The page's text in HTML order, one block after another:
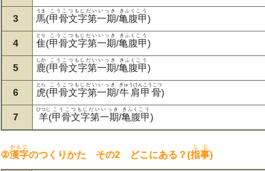
3 馬
うま
(甲骨文字第一期
こうこつもじだいいっき
/亀腹甲
きふくこう
)
4 隹
とり
(甲骨文字第一期
こうこつもじだいいっき
/亀腹甲
きふくこう
)
5 鹿
しか
(甲骨文字第一期
こうこつもじだいいっき
/亀腹甲
きふくこう
)
6 虎
とら
(甲骨文字第一期
こうこつもじだいいっき
/牛肩甲骨
ぎゅうけんこうこつ
)
7 羊
ひつじ
(甲骨文字第一期
こうこつもじだいいっき
/亀腹甲
きふくこう
)
②漢字
かんじ
のつくりかた その2 どこにある？(指事
しじ
)